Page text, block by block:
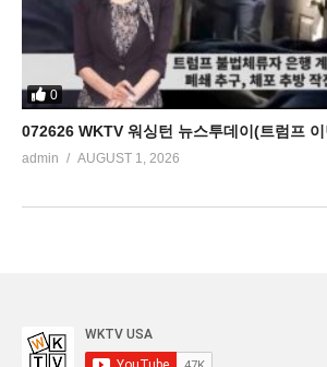
0
072626 WKTV 워싱턴 뉴스투데이(트럼프 이
admin AUGUST 1, 2026